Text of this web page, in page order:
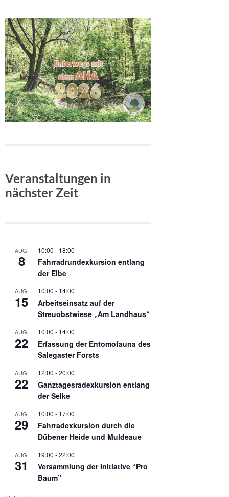
Veranstaltungen in
nächster Zeit
AUG.
8
10:00 - 18:00
Fahrradrundexkursion entlang
der Elbe
AUG.
15
10:00 - 14:00
Arbeitseinsatz auf der
Streuobstwiese „Am Landhaus“
AUG.
22
10:00 - 14:00
Erfassung der Entomofauna des
Salegaster Forsts
AUG.
22
12:00 -20:00
Ganztagesradexkursion entlang
der Selke
AUG.
29
10:00 - 17:00
Fahrradexkursion durch die
Dübener Heide und Muldeaue
AUG.
31
19:00 -22:00
Versammlung der Initiative “Pro
Baum”